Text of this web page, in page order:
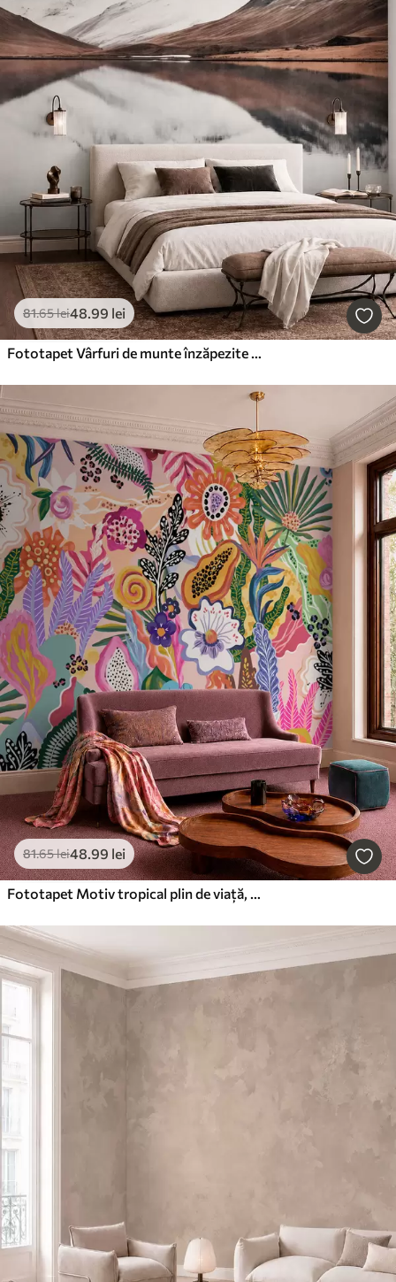
81.65lei48.99 lei
Fototapet Vârfuri de munte înzăpezite și un lac liniștit, cu o oglindire ca de oglindă
81.65lei48.99 lei
Fototapet Motiv tropical plin de viață, cu flori, frunze și fructe colorate